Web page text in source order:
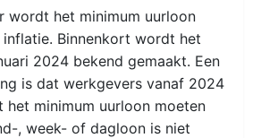
wordt het minimum uurloon
inflatie. Binnenkort wordt het
2024 bekend gemaakt. Een
is dat werkgevers vanaf 2024
minimum uurloon moeten
, week- of dagloon is niet